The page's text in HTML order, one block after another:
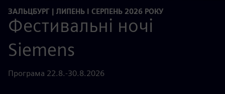
ЗАЛЬЦБУРГ | ЛИПЕНЬ І СЕРПЕНЬ 2026 РОКУ
Фестивальні ночі
Siemens
Програма 22.8.-30.8.2026